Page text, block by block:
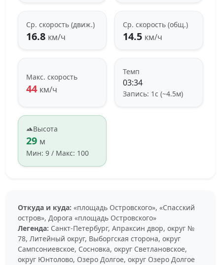
Ср. скорость (движ.)
16.8 км/ч
Ср. скорость (общ.)
14.5 км/ч
Макс. скорость
44 км/ч
Темп
03:34
Запись: 1с (~4.5м)
Высота
29 м
Мин: 9 / Макс: 100
Откуда и куда: «площадь Островского», «Спасский
остров», Дорога «площадь Островского»
Легенда: Санкт-Петербург, Апраксин двор, округ №
78, Литейный округ, Выборгская сторона, округ
Сампсониевское, Сосновка, округ Светлановское,
округ Юнтолово, Озеро Долгое, округ Озеро Долгое